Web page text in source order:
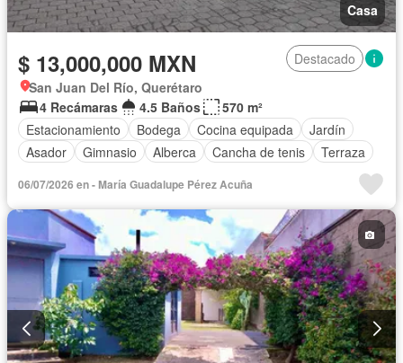
Casa
$ 13,000,000 MXN
Destacado
San Juan Del Río, Querétaro
4 Recámaras
4.5 Baños
570 m²
Estacionamiento
Bodega Cocina equipada
Jardín
Asador
Gimnasio Alberca Cancha de tenis Terraza
06/07/2026 en - María Guadalupe Pérez Acuña